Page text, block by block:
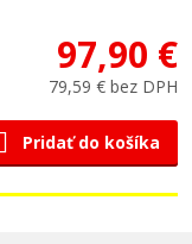
97,90 €
79,59 € bez DPH
Pridať do košíka